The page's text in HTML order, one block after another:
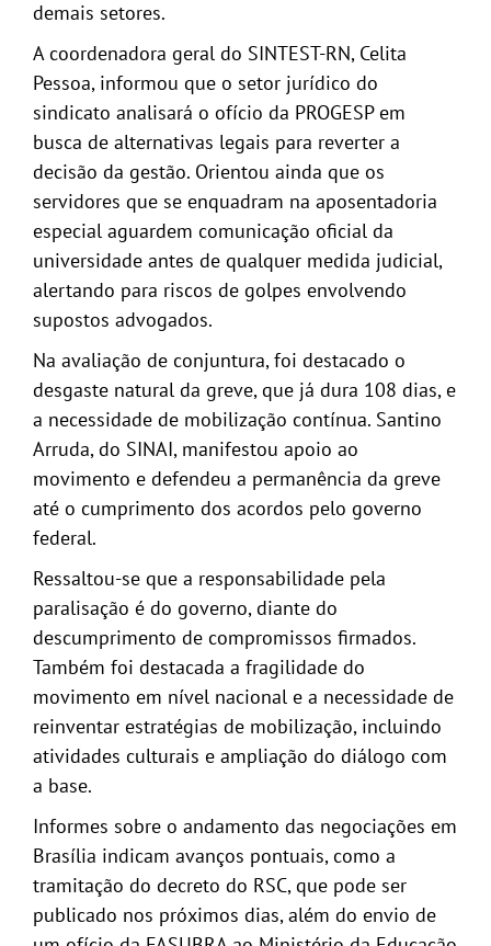
demais setores.
A coordenadora geral do SINTEST-RN, Celita
Pessoa, informou que o setor jurídico do
sindicato analisará o ofício da PROGESP em
busca de alternativas legais para reverter a
decisão da gestão. Orientou ainda que os
servidores que se enquadram na aposentadoria
especial aguardem comunicação oficial da
universidade antes de qualquer medida judicial,
alertando para riscos de golpes envolvendo
supostos advogados.
Na avaliação de conjuntura, foi destacado o
desgaste natural da greve, que já dura 108 dias, e
a necessidade de mobilização contínua. Santino
Arruda, do SINAI, manifestou apoio ao
movimento e defendeu a permanência da greve
até o cumprimento dos acordos pelo governo
federal.
Ressaltou-se que a responsabilidade pela
paralisação é do governo, diante do
descumprimento de compromissos firmados.
Também foi destacada a fragilidade do
movimento em nível nacional e a necessidade de
reinventar estratégias de mobilização, incluindo
atividades culturais e ampliação do diálogo com
a base.
Informes sobre o andamento das negociações em
Brasília indicam avanços pontuais, como a
tramitação do decreto do RSC, que pode ser
publicado nos próximos dias, além do envio de